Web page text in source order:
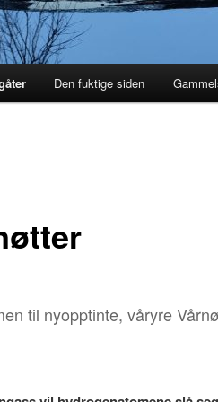
Den fuktige siden
til nyopptinte, våryre